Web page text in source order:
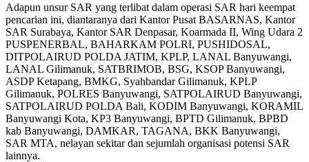
Adapun unsur SAR yang terlibat dalam operasi SAR hari keempat
pencarian ini, diantaranya dari Kantor Pusat BASARNAS, Kantor
SAR Surabaya, Kantor SAR Denpasar, Koarmada II, Wing Udara 2
PUSPENERBAL, BAHARKAM POLRI, PUSHIDOSAL,
DITPOLAIRUD POLDA JATIM, KPLP, LANAL Banyuwangi,
LANAL Gilimanuk, SATBRIMOB, BSG, KSOP Banyuwangi,
ASDP Ketapang, BMKG, Syahbandar Gilimanuk, KPLP
Gilimanuk, POLRES Banyuwangi, SATPOLAIRUD Banyuwangi,
SATPOLAIRUD POLDA Bali, KODIM Banyuwangi, KORAMIL
Banyuwangi Kota, KP3 Banyuwangi, BPTD Gilimanuk, BPBD
kab Banyuwangi, DAMKAR, TAGANA, BKK Banyuwangi,
SAR MTA, nelayan sekitar dan sejumlah organisasi potensi SAR
lainnya.